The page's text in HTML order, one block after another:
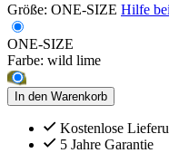
Größe: ONE-SIZE Hilfe
ONE-SIZE
Farbe: wild lime
In den Warenkorb
Kostenlose
5 Jahre Garantie